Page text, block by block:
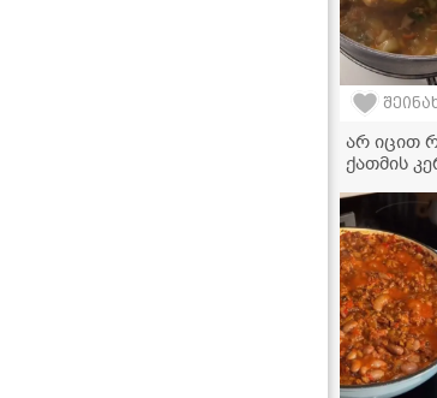
არ იცით
ქათმის
გახდება!